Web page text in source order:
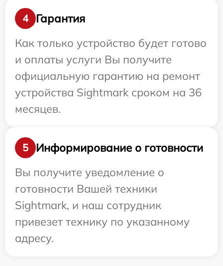
4
Гарантия
Как только устройство будет готово
и оплаты услуги Вы получите
официальную гарантию на ремонт
устройства Sightmark сроком на 36
месяцев.
5
Информирование о готовности
Вы получите уведомление о
готовности Вашей техники
Sightmark, и наш сотрудник
привезет технику по указанному
адресу.